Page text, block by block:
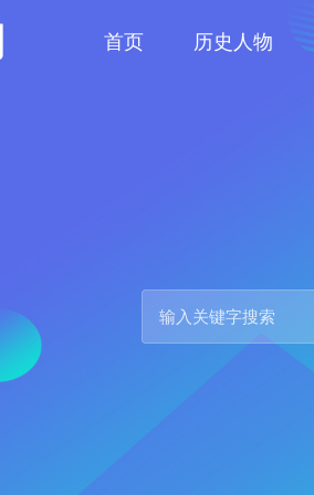
首页 历史人物